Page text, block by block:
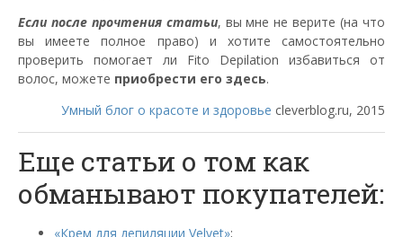
Если после прочтения статьи, вы мне не верите (на что
вы имеете полное право) и хотите самостоятельно
проверить помогает ли Fito Depilation избавиться от
волос, можете приобрести его здесь.
Умный блог о красоте и здоровье cleverblog.ru, 2015
Еще статьи о том как
обманывают покупателей:
«Крем для депиляции Velvet»;